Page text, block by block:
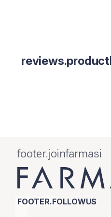
footer.joinfarmasi
FOOTER.FOLLOWUS